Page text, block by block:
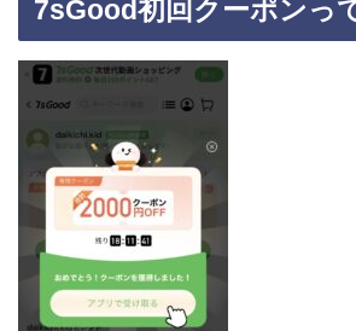
7sGood初回クーポンっ